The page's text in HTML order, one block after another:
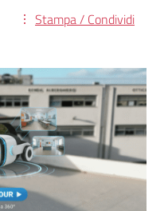
Stampa / Condividi